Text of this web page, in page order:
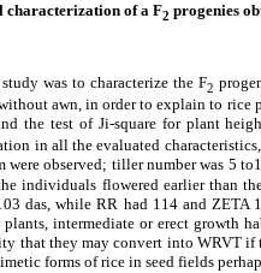
of a F2 progenies
was to characterize the F2
awn, in order to explain to rice
the test of Ji-square for plant
in all the evaluated
were observed; tiller number was 5
individuals flowered earlier than
das, while RR had 114 and
plants, intermediate or erect growth
that they may convert into WRVT
forms of rice in seed fields